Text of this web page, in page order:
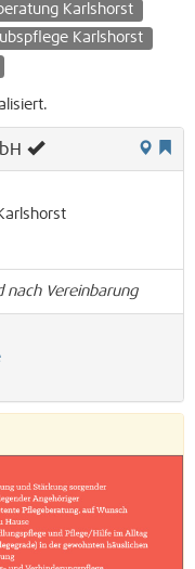
Karlshorst
Karlshorst
nach Vereinbarung